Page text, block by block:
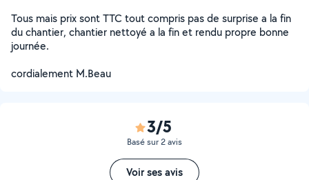
Tous mais prix sont TTC tout compris pas de surprise a la fin
du chantier, chantier nettoyé a la fin et rendu propre bonne
journée.
cordialement M.Beau
3/5
Basé sur 2 avis
Voir ses avis